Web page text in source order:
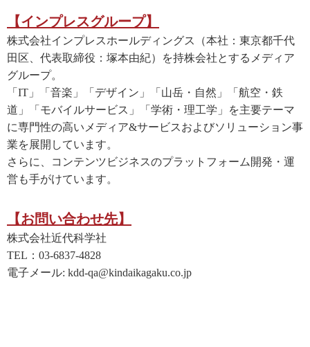
【インプレスグループ】
株式会社インプレスホールディングス（本社：東京都千代
田区、代表取締役：塚本由紀）を持株会社とするメディア
グループ。
「IT」「音楽」「デザイン」「山岳・自然」「航空・鉄
道」「モバイルサービス」「学術・理工学」を主要テーマ
に専門性の高いメディア&サービスおよびソリューション事
業を展開しています。
さらに、コンテンツビジネスのプラットフォーム開発・運
営も手がけています。
【お問い合わせ先】
株式会社近代科学社
TEL：03-6837-4828
電子メール: kdd-qa@kindaikagaku.co.jp